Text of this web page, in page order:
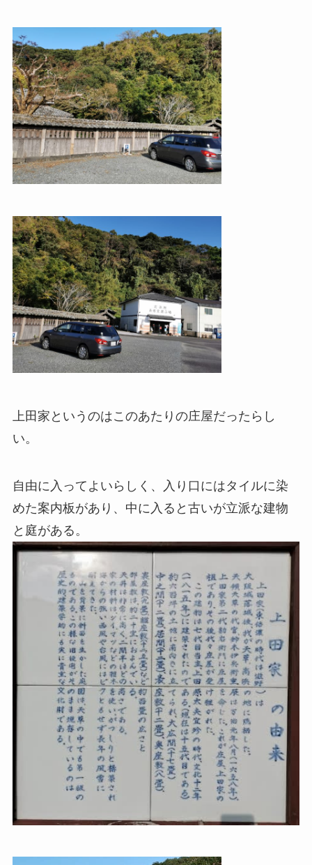
上田家というのはこのあたりの庄屋だったらし
い。
自由に入ってよいらしく、入り口にはタイルに染
めた案内板があり、中に入ると古いが立派な建物
と庭がある。